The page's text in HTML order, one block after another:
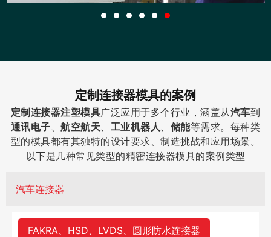
定制连接器模具的案例
定制连接器注塑模具广泛应用于多个行业，涵盖从汽车到
通讯电子、航空航天、 工业机器人、 储能等需求。每种类
型的模具都有其独特的设计要求、制造挑战和应用场景。
以下是几种常见类型的精密连接器模具的案例类型
汽车连接器
FAKRA、HSD、LVDS、圆形防水连接器